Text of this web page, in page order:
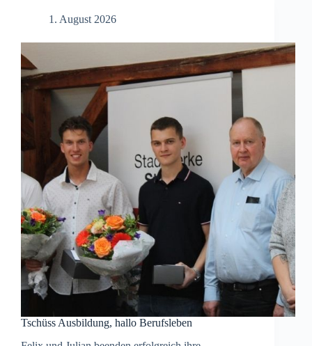
1. August 2026
Tschüss Ausbildung, hallo Berufsleben